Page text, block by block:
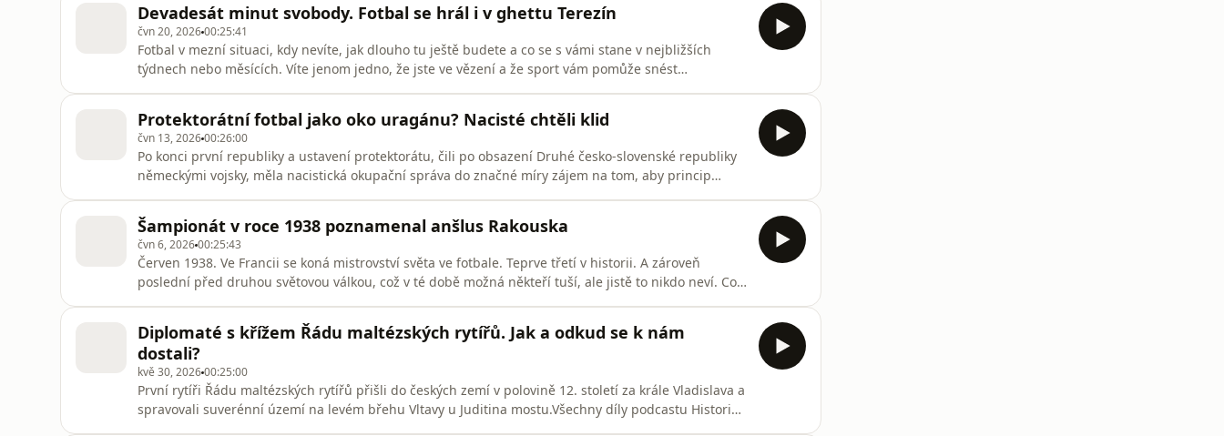
zemědělských emigrantů
Devadesát minut svobody. Fotbal se hrál i v ghettu Terezín
čvn 20, 202600:25:41
Fotbal v mezní situaci, kdy nevíte, jak dlouho tu ještě budete a co se s vámi stane v nejbližších
týdnech nebo měsících. Víte jenom jedno, že jste ve vězení a že sport vám pomůže snést
mobilní aplikaci mujRozhl
Protektorátní fotbal jako oko uragánu? Nacisté chtěli klid
čvn 13, 202600:26:00
Po konci první republiky a ustavení protektorátu, čili po obsazení Druhé česko-slovenské republiky
německými vojsky, měla nacistická okupační správa do značné míry zájem na tom, aby princip
sport – v první řadě fotbal. A tak třeba na pražské derby Sparta–Slavia pravidelně mířilo bezmála 30
tisíc diváků, př
Šampionát v roce 1938 poznamenal anšlus Rakouska
čvn 6, 202600:25:43
Červen 1938. Ve Francii se koná mistrovství světa ve fotbale. Teprve třetí v historii. A zároveň
poslední před druhou světovou válkou, což v té době možná někteří tuší, ale jistě to nikdo neví. Co
odehrálo okolo slavného Josefa Bicana, bývalého rakouského hráče, který chtěl nastoupit za
Československo? A ja
Diplomaté s křížem Řádu maltézských rytířů. Jak a odkud se k nám
dostali?
kvě 30, 202600:25:00
První rytíři Řádu maltézských rytířů přišli do českých zemí v polovině 12. století za krále Vladislava a
spravovali suverénní území na levém břehu Vltavy u Juditina mostu.Všechny díly podcastu Historie